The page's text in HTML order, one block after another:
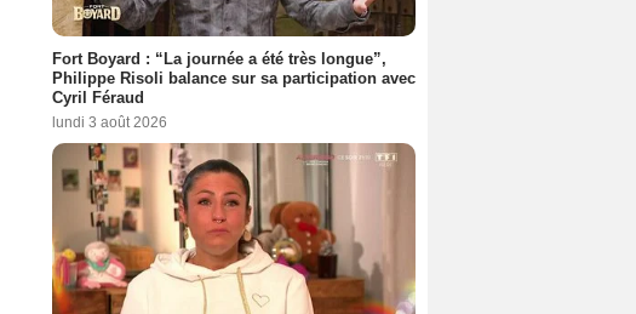
Fort Boyard : “La journée a été très longue”,
Philippe Risoli balance sur sa participation avec
Cyril Féraud
lundi 3 août 2026